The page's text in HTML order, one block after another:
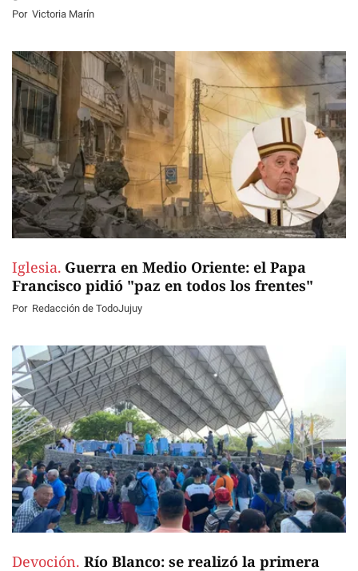
Por Victoria Marín
Iglesia. Guerra en Medio Oriente: el Papa
Francisco pidió "paz en todos los frentes"
Por Redacción de TodoJujuy
Devoción. Río Blanco: se realizó la primera